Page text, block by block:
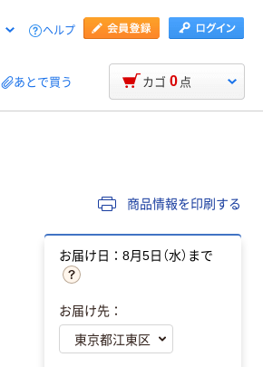
ヘルプ
あとで買う カゴ 0 点
商品情報を印刷する
お届け日：8月5日（水）まで
お届け先：